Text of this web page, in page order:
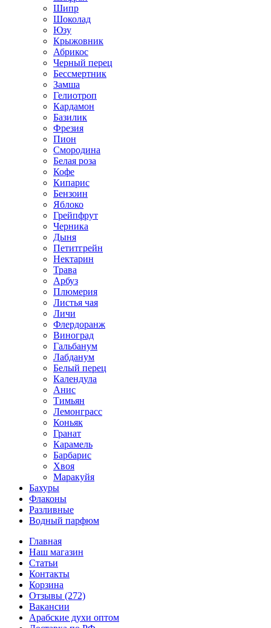
Шипр
Шоколад
Юзу
Крыжовник
Абрикос
Черный перец
Бессмертник
Замша
Гелиотроп
Кардамон
Базилик
Фрезия
Пион
Смородина
Белая роза
Кофе
Кипарис
Бензоин
Яблоко
Грейпфрут
Черника
Дыня
Петитгрейн
Нектарин
Трава
Арбуз
Плюмерия
Листья чая
Личи
Флердоранж
Виноград
Гальбанум
Лабданум
Белый перец
Календула
Анис
Тимьян
Лемонграсс
Коньяк
Гранат
Карамель
Барбарис
Хвоя
Маракуйя
Бахуры
Флаконы
Разливные
Водный парфюм
Главная
Наш магазин
Статьи
Контакты
Корзина
Отзывы (272)
Вакансии
Арабские духи оптом